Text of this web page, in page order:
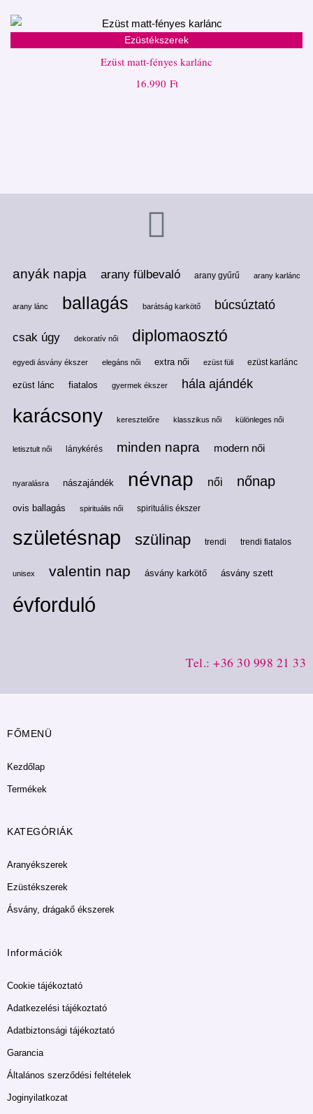
Ezüstékszerek
Ezüst matt-fényes karlánc
16.990 Ft
anyák napja arany fülbevaló arany gyűrű arany karlánc
arany lánc ballagás barátság karkötő búcsúztató
csak úgy dekoratív női diplomaosztó
egyedi ásvány ékszer elegáns női extra női ezüst füli ezüst karlánc
ezüst lánc fiatalos gyermek ékszer hála ajándék
karácsony keresztelőre klasszikus női különleges női
letisztult női lánykérés minden napra modern női
nyaralásra nászajándék névnap női nőnap
ovis ballagás spirituális női spirituális ékszer
születésnap szülinap trendi trendi fiatalos
unisex valentin nap ásvány karkötő ásvány szett
évforduló
Tel.: +36 30 998 21 33
FŐMENÜ
Kezdőlap
Termékek
KATEGÓRIÁK
Aranyékszerek
Ezüstékszerek
Ásvány, drágakő ékszerek
Információk
Cookie tájékoztató
Adatkezelési tájékoztató
Adatbiztonsági tájékoztató
Garancia
Általános szerződési feltételek
Joginyilatkozat